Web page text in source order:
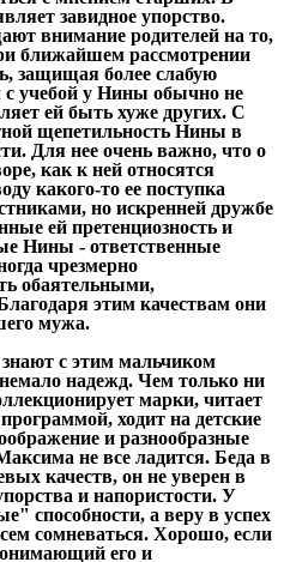
завидное упорство.
внимание родителей на то,
ближайшем рассмотрении
защищая более слабую
учебой у Нины обычно не
ей быть хуже других. С
щепетильность Нины в
Для нее очень важно, что о
как к ней относятся
какого-то ее поступка
но искренней дружбе
ей претенциозность и
Нины - ответственные
чрезмерно
обаятельными,
этим качествам они
мужа.
с этим мальчиком
надежд. Чем только ни
марки, читает
ходит на детские
и разнообразные
не все ладится. Беда в
качеств, он не уверен в
и напористости. У
способности, а веру в успех
сомневаться. Хорошо, если
его и